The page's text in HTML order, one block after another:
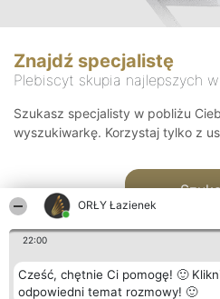
ORŁY Łazienek
22:00
Cześć, chętnie Ci pomogę! 🙂
odpowiedni temat rozmowy! 🙂
Znajdź specjalistę
Plebiscyt skupia najlepszych
Szukasz specjalisty w pobliżu
wyszukiwarkę. Korzystaj tylko z